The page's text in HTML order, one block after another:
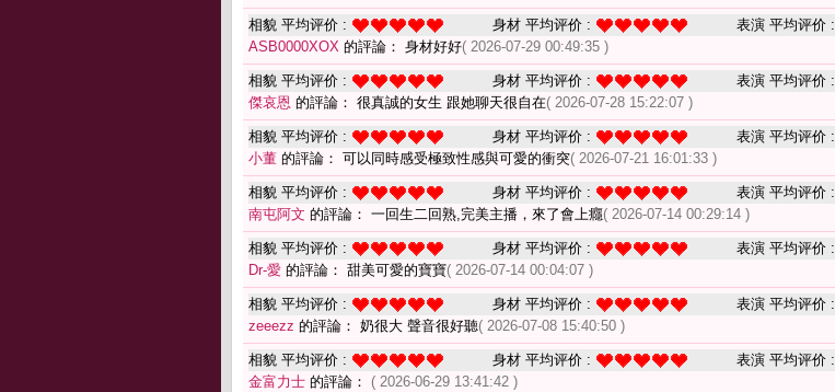
相貌 平均评价 : 身材 平均评价 : 表演 平均评价 :
ASB0000XOX 的評論： 身材好好( 2026-07-29 00:49:35 )
相貌 平均评价 : 身材 平均评价 : 表演 平均评价 :
傑哀恩 的評論： 很真誠的女生 跟她聊天很自在( 2026-07-28 15:22:07 )
相貌 平均评价 : 身材 平均评价 : 表演 平均评价 :
小董 的評論： 可以同時感受極致性感與可愛的衝突( 2026-07-21 16:01:33 )
相貌 平均评价 : 身材 平均评价 : 表演 平均评价 :
南屯阿文 的評論： 一回生二回熟,完美主播，來了會上癮( 2026-07-14 00:29:14 )
相貌 平均评价 : 身材 平均评价 : 表演 平均评价 :
Dr-愛 的評論： 甜美可愛的寶寶( 2026-07-14 00:04:07 )
相貌 平均评价 : 身材 平均评价 : 表演 平均评价 :
zeeezz 的評論： 奶很大 聲音很好聽( 2026-07-08 15:40:50 )
相貌 平均评价 : 身材 平均评价 : 表演 平均评价 :
金富力士 的評論： ( 2026-06-29 13:41:42 )